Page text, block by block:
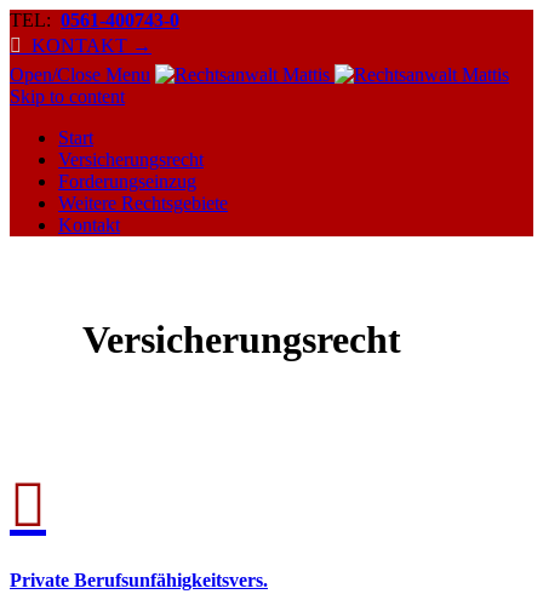
TEL: 0561-400743-0
 KONTAKT →
Open/Close Menu
Skip to content
Start
Versicherungsrecht
Forderungseinzug
Weitere Rechtsgebiete
Kontakt
Versicherungsrecht

Private Berufsunfähigkeitsvers.